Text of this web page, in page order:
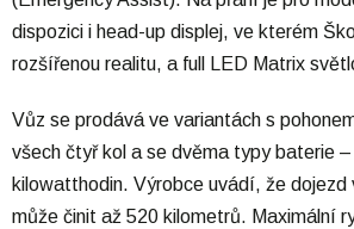
dispozici i head-up displej, ve kterém
rozšířenou realitu, a full LED Matrix
Vůz se prodává ve variantách s
všech čtyř kol a se dvěma typy baterie
kilowatthodin. Výrobce uvádí, že dojezd
může činit až 520 kilometrů. Maximální